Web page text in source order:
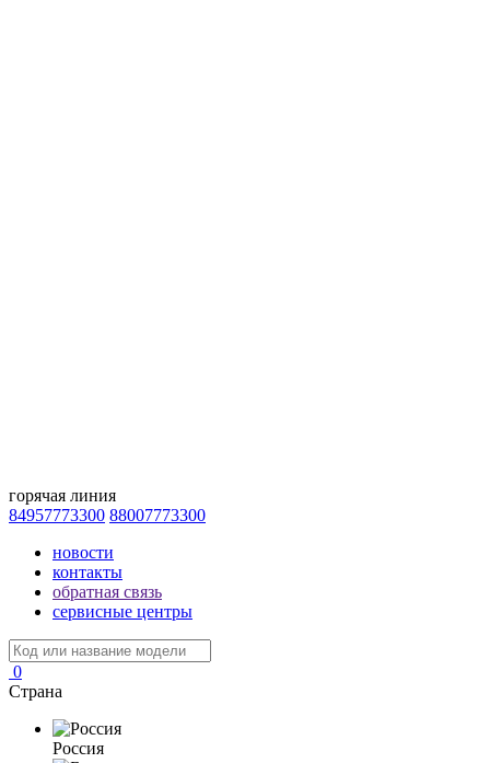
горячая линия
84957773300 88007773300
новости
контакты
обратная связь
сервисные центры
0
Страна
Россия